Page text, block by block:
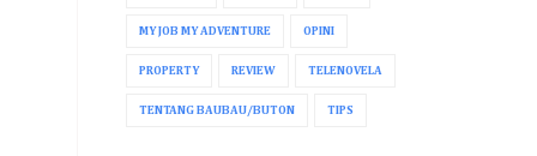
MY JOB MY ADVENTURE OPINI
PROPERTY REVIEW TELENOVELA
TENTANG BAUBAU/BUTON TIPS